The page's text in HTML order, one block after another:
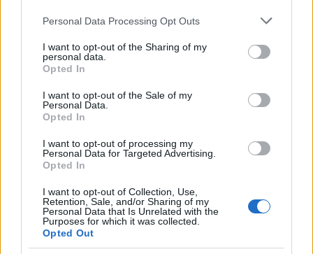
Please note that this website/app uses one or more Google
not limited to your visit or usage behaviour. You may click to
grant or deny consent to Google and its third-party tags to
use your data for below specified purposes in below Google
consent section.
Personal Data Processing Opt Outs
I want to opt-out of the Sharing of my
personal data.
Opted In
I want to opt-out of the Sale of my
Personal Data.
Opted In
I want to opt-out of processing my
Personal Data for Targeted Advertising.
Opted In
I want to opt-out of Collection, Use,
Retention, Sale, and/or Sharing of my
Personal Data that Is Unrelated with the
Purposes for which it was collected.
Opted Out